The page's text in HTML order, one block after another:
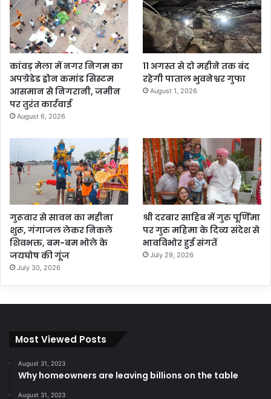
कांवड़ मेला में नगर निगम का
अपग्रेडेड ड्रोन कमांड सिस्टम
आसमान से निगरानी, जमीन
पर तुरंत कार्रवाई
August 6, 2026
11 अगस्त से दो महीने तक बंद
रहेगी पाताल भुवनेश्वर गुफा
August 1, 2026
गुरूवार से सावन का महीना
शुरू, गंगाजल लेकर निकले
शिवभक्त, बम-बम भोले के
जयघोष की गूंज
July 30, 2026
श्री दरबार साहिब में गुरु पूर्णिमा
पर गुरु महिमा के दिव्य संदेश से
भावविभोर हुई संगतें
July 29, 2026
Most Viewed Posts
August 31, 2023
Why homeowners are leaving billions on the table
August 31, 2023